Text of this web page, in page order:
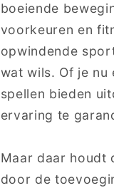
boeiende
voorkeuren en
opwindende
wat wils. Of je
spellen bieden
ervaring te
Maar daar houdt
door de